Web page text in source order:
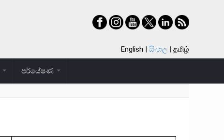
English සිංහල தமிழ்
පර්යේෂණ